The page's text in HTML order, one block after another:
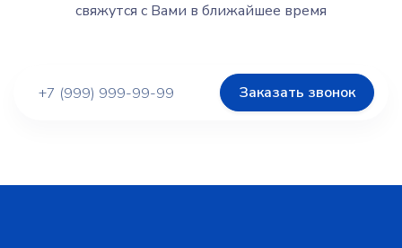
свяжутся с Вами в ближайшее время
Заказать звонок